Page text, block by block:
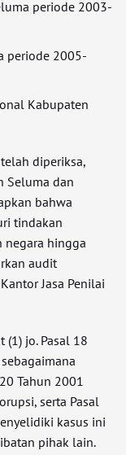
periode 2003-
periode 2005-
Kabupaten
diperiksa,
Seluma dan
bahwa
tindakan
negara hingga
audit
Jasa Penilai
(1) jo. Pasal 18
Tahun 2001
serta Pasal
kasus ini
pihak lain.